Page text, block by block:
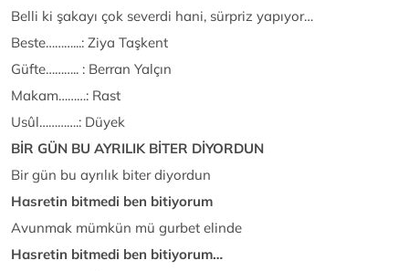
Belli ki şakayı çok severdi hani, sürpriz yapıyor…
Beste………...: Ziya Taşkent
Güfte……….. : Berran Yalçın
Makam………: Rast
Usûl………….: Düyek
BİR GÜN BU AYRILIK BİTER DİYORDUN
Bir gün bu ayrılık biter diyordun
Hasretin bitmedi ben bitiyorum
Avunmak mümkün mü gurbet elinde
Hasretin bitmedi ben bitiyorum…